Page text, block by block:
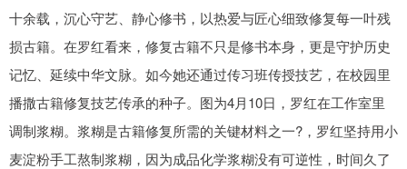
十余载，沉心守艺、静心修书，以热爱与匠心细致修复每一叶残
损古籍。在罗红看来，修复古籍不只是修书本身，更是守护历史
记忆、延续中华文脉。如今她还通过传习班传授技艺，在校园里
播撒古籍修复技艺传承的种子。图为4月10日，罗红在工作室里
调制浆糊。浆糊是古籍修复所需的关键材料之一?，罗红坚持用小
麦淀粉手工熬制浆糊，因为成品化学浆糊没有可逆性，时间久了